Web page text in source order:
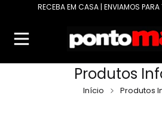
RECEBA EM CASA | ENVIAMOS
Produtos
Início Produtos